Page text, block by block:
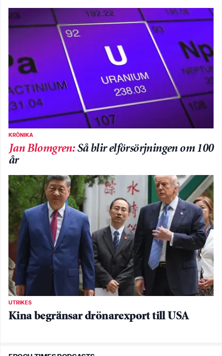
KRÖNIKA
Jan Blomgren:Så blir elförsörjningen om 100
år
UTRIKES
Kina begränsar drönarexport till USA